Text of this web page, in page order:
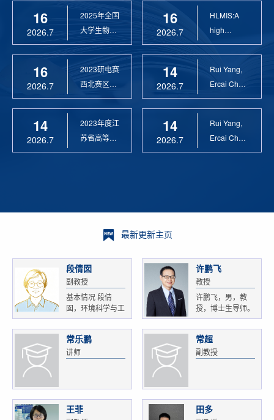
16
2026.7
2025年全国
大学生物联
网设计竞赛
16
2026.7
2023研电赛
西北赛区优
秀指导教师
14
2026.7
2023年度江
苏省高等学
校科学技术
16
2026.7
HLMIS:A
high
Resolution
14
2026.7
Rui Yang,
Ercai Chen
and
14
2026.7
Rui Yang,
Ercai Chen
and
最新更新主页
段倩囡
副教授
基本情况 段倩
囡，环境科学与工
程...
许鹏飞
教授
许鹏飞，男，教
授，博士生导师。
获...
常乐鹏
讲师
常超
副教授
王菲 田多